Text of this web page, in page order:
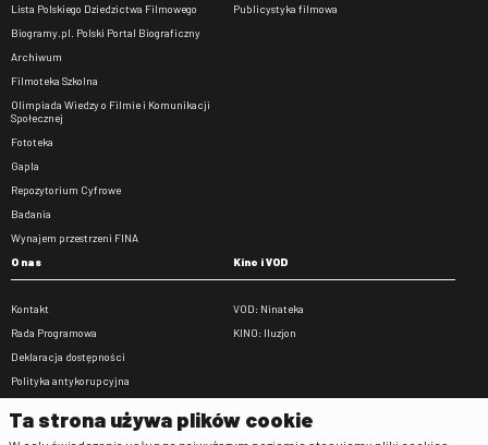
Lista Polskiego Dziedzictwa Filmowego
Biogramy.pl. Polski Portal Biograficzny
Archiwum
Filmoteka Szkolna
Olimpiada Wiedzy o Filmie i Komunikacji
Społecznej
Fototeka
Gapla
Repozytorium Cyfrowe
Badania
Wynajem przestrzeni FINA
Publicystyka filmowa
O nas
Kontakt
Rada Programowa
Deklaracja dostępności
Polityka antykorupcyjna
Zamówienia publiczne
Kino i VOD
VOD: Ninateka
KINO: Iluzjon
Ta strona używa plików cookie